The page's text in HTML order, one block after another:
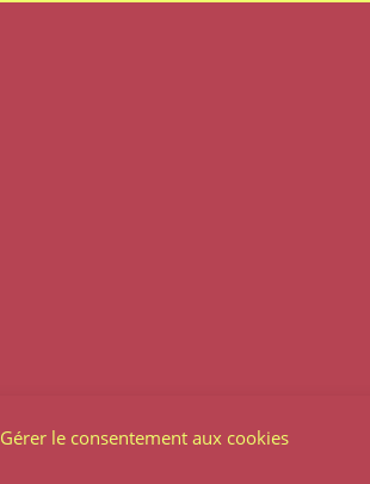
Gérer le consentement aux cookies